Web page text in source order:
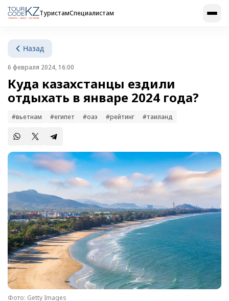
ТуристамСпециалистам
Назад
6 февраля 2024, 16:00
Куда казахстанцы ездили
отдыхать в январе 2024 года?
#вьетнам #египет #оаэ #рейтинг #таиланд
Фото: Getty Images